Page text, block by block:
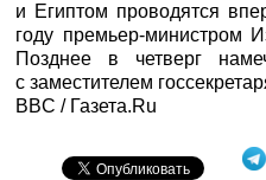
и Египтом проводятся
году премьер-министром
Позднее в четверг
с заместителем
BBC / Газета.Ru